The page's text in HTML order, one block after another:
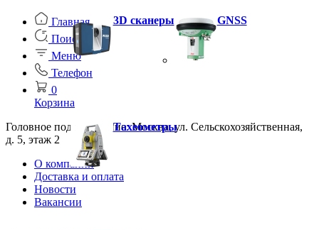
Главная
Поиск
Меню
Телефон
0
Корзина
Головное подразделение: Москва, ул. Сельскохозяйственная,
д. 5, этаж 2
О компании
Доставка и оплата
Новости
Вакансии
3D сканеры GNSS
Тахеометры